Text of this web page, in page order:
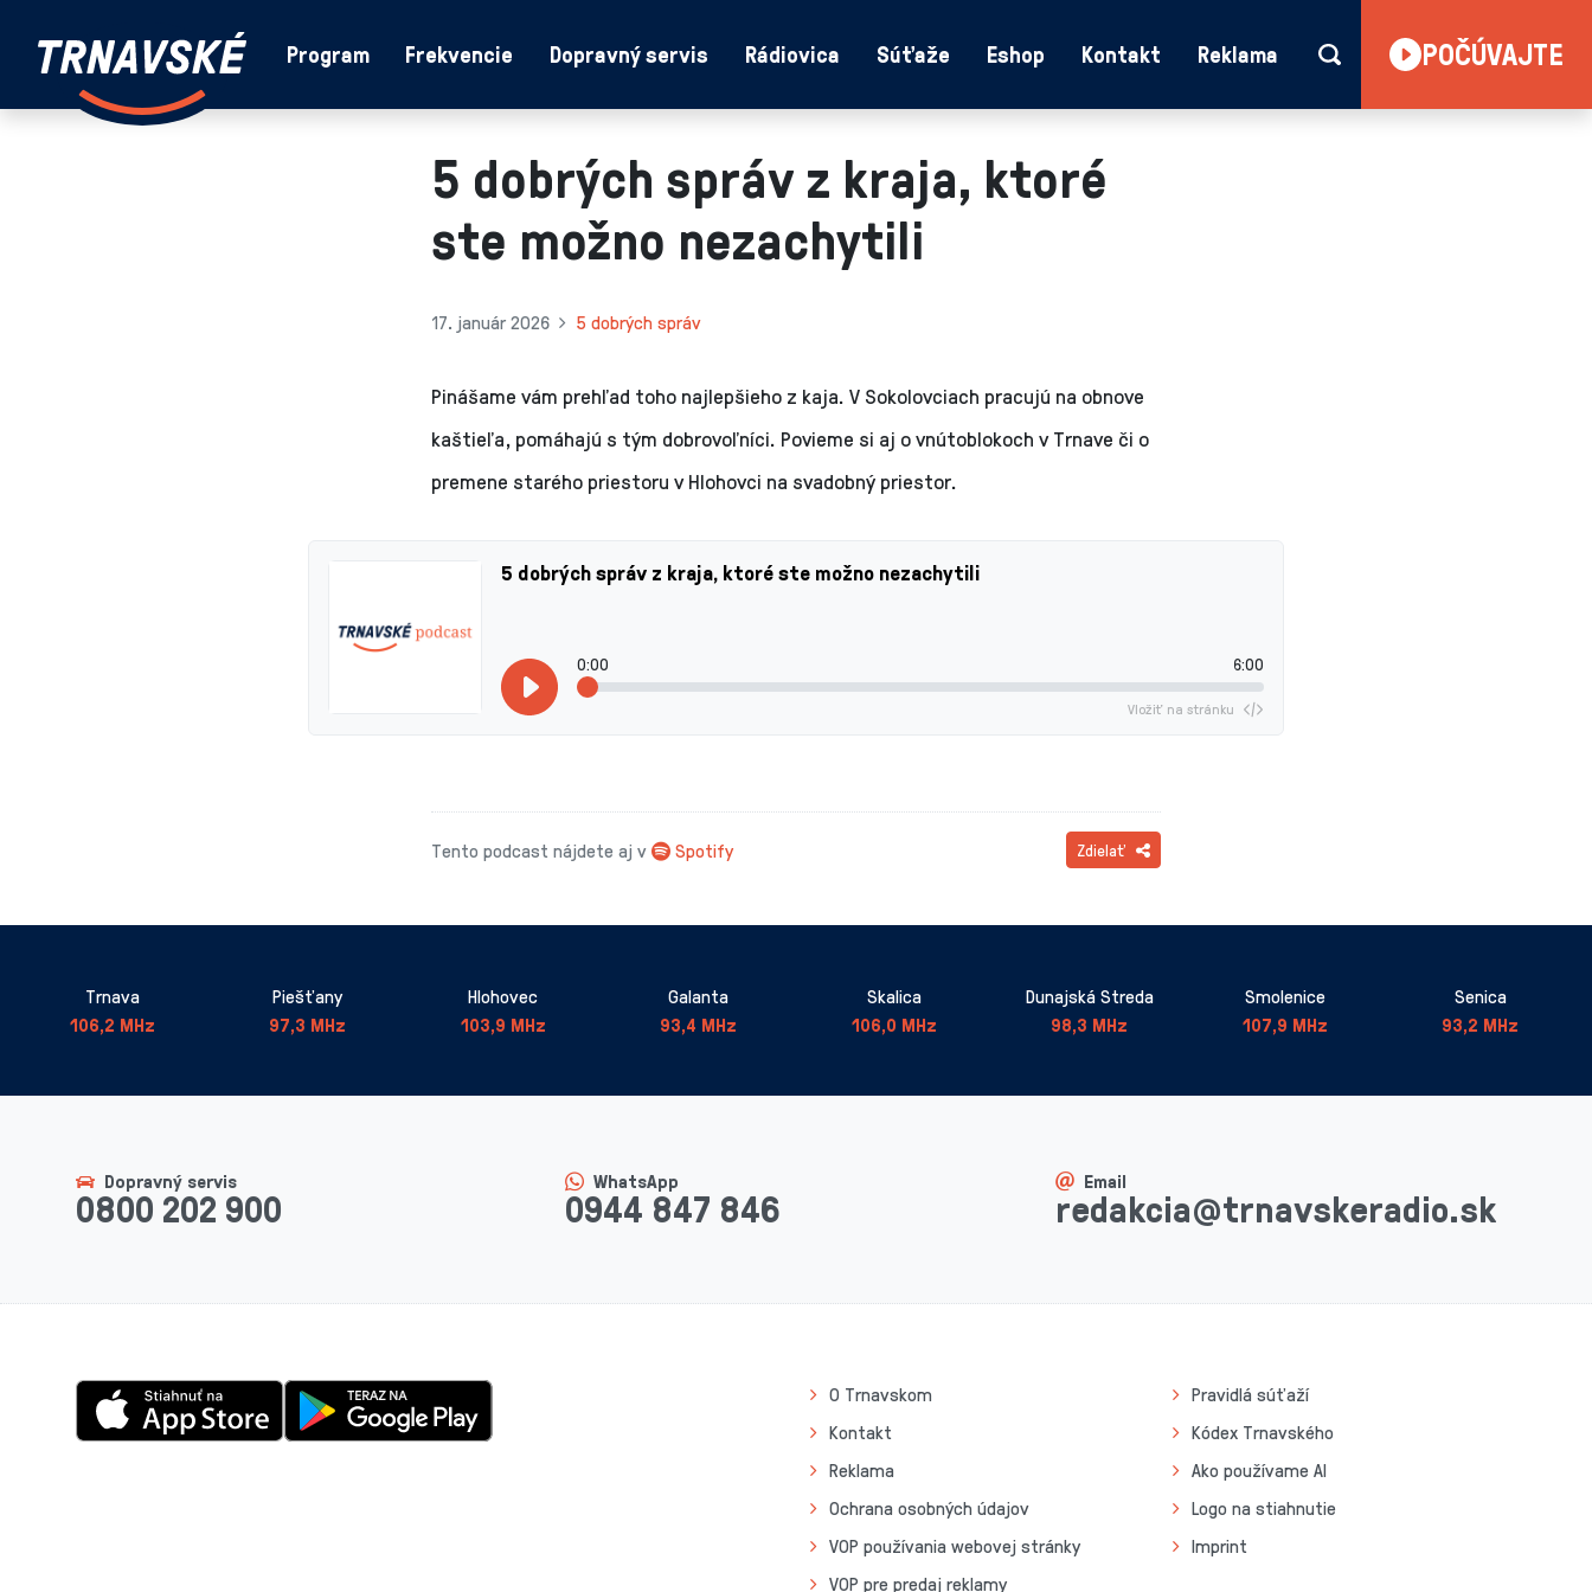
Skočiť na obsah
TrnavskéProgram Frekvencie Dopravný servis Rádiovica Súťaže Eshop Kontakt Reklama POČÚVAJTE
5 dobrých správ z kraja, ktoré
ste možno nezachytili
17. január 2026 5 dobrých správ
Pinášame vám prehľad toho najlepšieho z kaja. V Sokolovciach pracujú na obnove
kaštieľa, pomáhajú s tým dobrovoľníci. Povieme si aj o vnútoblokoch v Trnave či o
premene starého priestoru v Hlohovci na svadobný priestor.
5 dobrých správ z kraja, ktoré ste možno nezachytili
0:00 6:00
Vložiť na stránku
Tento podcast nájdete aj v Spotify Zdielať
Trnava
106,2 MHz
Piešťany
97,3 MHz
Hlohovec
103,9 MHz
Galanta
93,4 MHz
Skalica
106,0 MHz
Dunajská Streda
98,3 MHz
Smolenice
107,9 MHz
Senica
93,2 MHz
Dopravný servis
0800 202 900
WhatsApp
0944 847 846
Email
redakcia@trnavskeradio.sk
O Trnavskom
Kontakt
Reklama
Ochrana osobných údajov
VOP používania webovej stránky
VOP pre predaj reklamy
Pravidlá súťaží
Kódex Trnavského
Ako používame AI
Logo na stiahnutie
Imprint